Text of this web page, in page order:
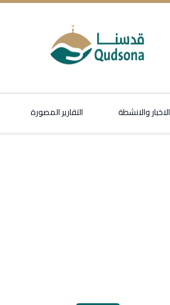
الاخبار والانشطة التقارير المصورة